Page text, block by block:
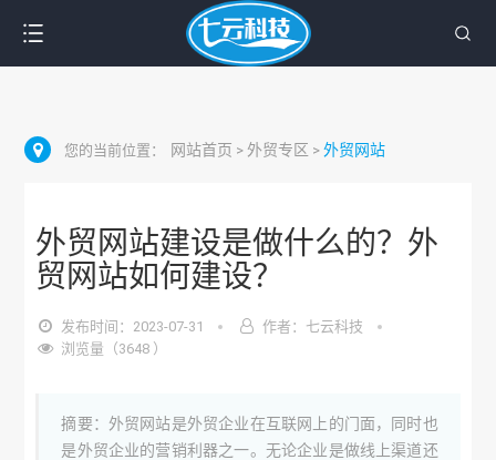
您的当前位置： 网站首页 > 外贸专区 >外贸网站
外贸网站建设是做什么的？外
贸网站如何建设？
发布时间：2023-07-31
作者：七云科技
浏览量（3648 ）
摘要：外贸网站是外贸企业在互联网上的门面，同时也
是外贸企业的营销利器之一。无论企业是做线上渠道还